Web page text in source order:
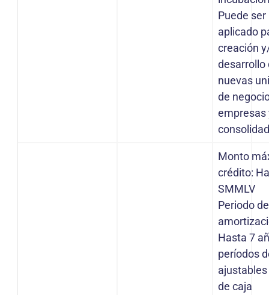
Puede ser
aplicado
creación
desarrollo
nuevas
de
empresas
Monto
crédito:
SMMLV
Periodo de
Hasta 7
períodos
de caja